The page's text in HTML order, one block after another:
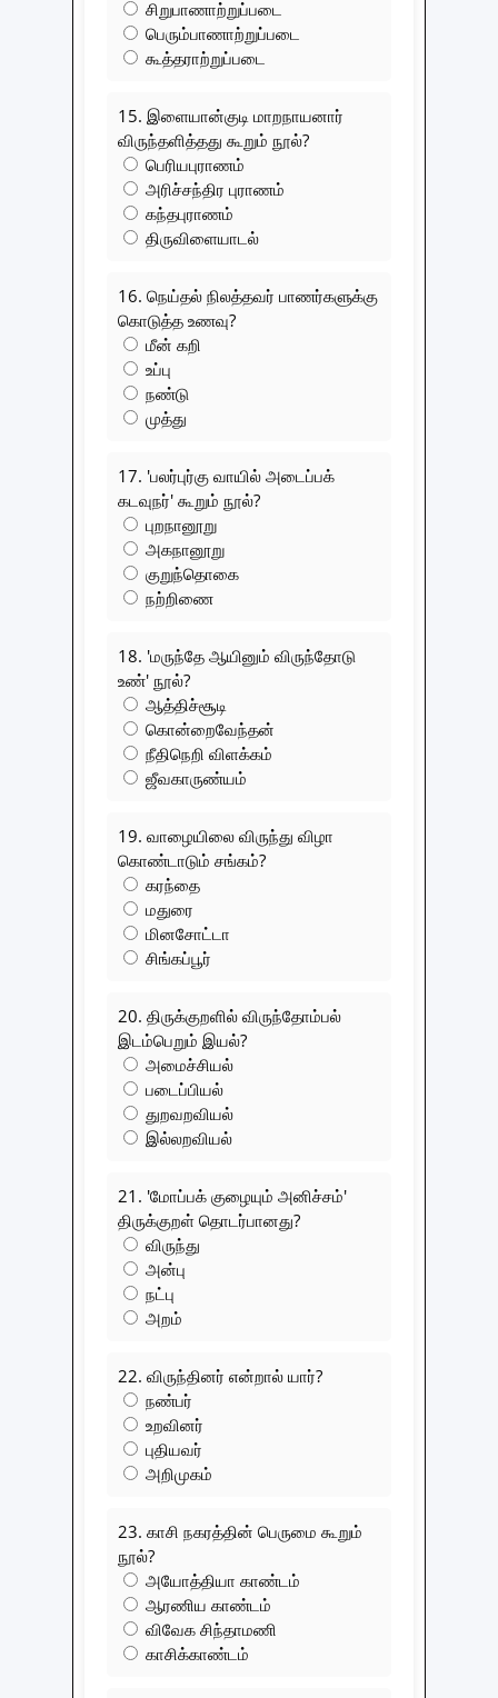
சிறுபாணாற்றுப்படை
பெரும்பாணாற்றுப்படை
கூத்தராற்றுப்படை
15. இளையான்குடி மாறநாயனார்
விருந்தளித்தது கூறும் நூல்?
பெரியபுராணம்
அரிச்சந்திர புராணம்
கந்தபுராணம்
திருவிளையாடல்
16. நெய்தல் நிலத்தவர் பாணர்களுக்கு
கொடுத்த உணவு?
மீன் கறி
உப்பு
நண்டு
முத்து
17. 'பலர்புர்கு வாயில் அடைப்பக்
கடவுநர்' கூறும் நூல்?
புறநானூறு
அகநானூறு
குறுந்தொகை
நற்றிணை
18. 'மருந்தே ஆயினும் விருந்தோடு
உண்' நூல்?
ஆத்திச்சூடி
கொன்றைவேந்தன்
நீதிநெறி விளக்கம்
ஜீவகாருண்யம்
19. வாழையிலை விருந்து விழா
கொண்டாடும் சங்கம்?
கரந்தை
மதுரை
மினசோட்டா
சிங்கப்பூர்
20. திருக்குறளில் விருந்தோம்பல்
இடம்பெறும் இயல்?
அமைச்சியல்
படைப்பியல்
துறவறவியல்
இல்லறவியல்
21. 'மோப்பக் குழையும் அனிச்சம்'
திருக்குறள் தொடர்பானது?
விருந்து
அன்பு
நட்பு
அறம்
22. விருந்தினர் என்றால் யார்?
நண்பர்
உறவினர்
புதியவர்
அறிமுகம்
23. காசி நகரத்தின் பெருமை கூறும்
நூல்?
அயோத்தியா காண்டம்
ஆரணிய காண்டம்
விவேக சிந்தாமணி
காசிக்காண்டம்